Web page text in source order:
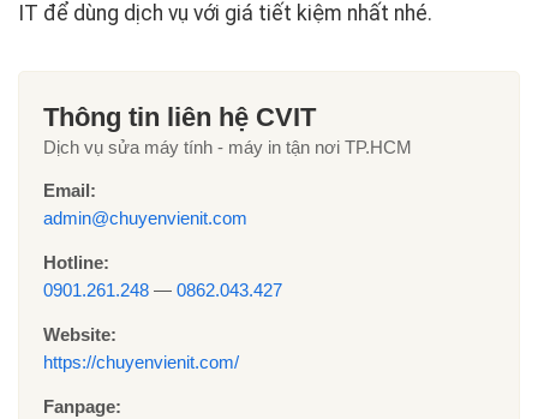
IT để dùng dịch vụ với giá tiết kiệm nhất nhé.
Thông tin liên hệ CVIT
Dịch vụ sửa máy tính - máy in tận nơi TP.HCM
Email:
admin@chuyenvienit.com
Hotline:
0901.261.248 — 0862.043.427
Website:
https://chuyenvienit.com/
Fanpage: